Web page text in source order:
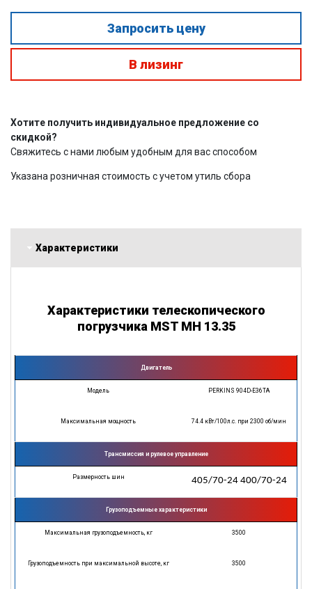
Запросить цену
В лизинг
Хотите получить индивидуальное предложение со
скидкой?
Свяжитесь с нами любым удобным для вас способом
Указана розничная стоимость с учетом утиль сбора
Характеристики
Характеристики телескопического
погрузчика MST MH 13.35
Двигатель
Модель PERKINS 904D-E36TA
Максимальная мощность 74.4 кВт/100л.с. при 2300 об/мин
Трансмиссия и рулевое управление
Размерность шин 405/70-24 400/70-24
Грузоподъемные характеристики
Максимальная грузоподъемность, кг 3500
Грузоподъемность при максимальной высоте, кг 3500